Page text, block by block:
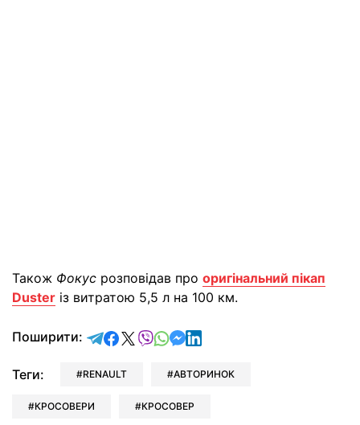
Також Фокус розповідав про оригінальний пікап
Duster із витратою 5,5 л на 100 км.
Поширити: відправити у Telegram
поділитись у Facebook
поділитись у X
відправити у Viber
відправити у Whatsapp
відправити у Messenger
відправити у LinkedIn
Теги: RENAULT АВТОРИНОК
КРОСОВЕРИ КРОСОВЕР